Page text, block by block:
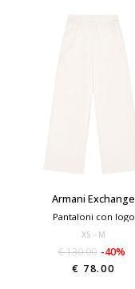
Armani Exchange
Pantaloni con logo
XS M
€ 130.00 -40%
€ 78.00